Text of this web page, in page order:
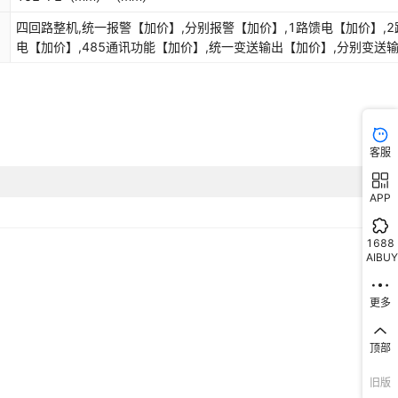
四回路整机,统一报警【加价】,分别报警【加价】,1路馈电【加价】,2
电【加价】,485通讯功能【加价】,统一变送输出【加价】,分别变送
客服
APP
1688
AIBUY
更多
顶部
旧版